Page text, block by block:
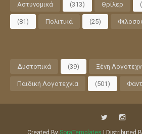
Αστυνομικά (313) Θρίλερ
(81) Πολιτικά (25)
Δυστοπικά (39) Ξένη
Παιδική Λογοτεχνία (501)
Created By SoraTemplates | Distributed